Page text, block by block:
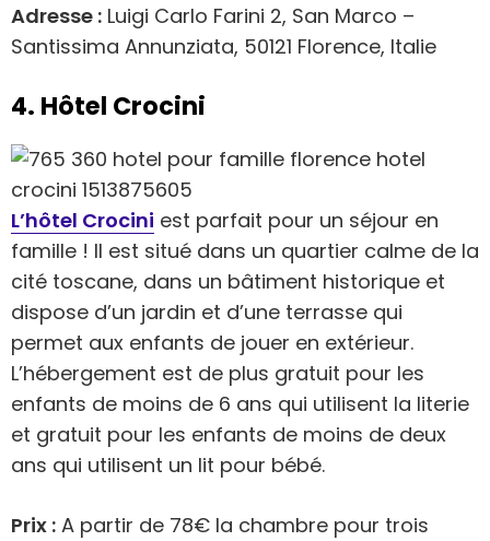
Adresse : Luigi Carlo Farini 2, San Marco –
Santissima Annunziata, 50121 Florence, Italie
4. Hôtel Crocini
L’hôtel Crocini est parfait pour un séjour en
famille ! Il est situé dans un quartier calme de la
cité toscane, dans un bâtiment historique et
dispose d’un jardin et d’une terrasse qui
permet aux enfants de jouer en extérieur.
L’hébergement est de plus gratuit pour les
enfants de moins de 6 ans qui utilisent la literie
et gratuit pour les enfants de moins de deux
ans qui utilisent un lit pour bébé.
Prix : A partir de 78€ la chambre pour trois